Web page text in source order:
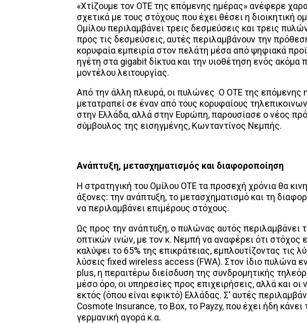
«Χτίζουμε τον ΟΤΕ της επόμενης ημέρας» ανέφερε
σχετικά με τους στόχους που έχει θέσει η διοικητική
Ομίλου περιλαμβάνει τρεις δεσμεύσεις και τρεις
προς τις δεσμεύσεις, αυτές περιλαμβάνουν την
κορυφαία εμπειρία στον πελάτη μέσα από ψηφιακά
ηγέτη στα gigabit δίκτυα και την υιοθέτηση ενός ακόμα
μοντέλου λειτουργίας.
Από την άλλη πλευρά, οι πυλώνες Ο ΟΤΕ της επόμενης
μετατραπεί σε έναν από τους κορυφαίους
στην Ελλάδα, αλλά στην Ευρώπη, παρουσίασε ο νέος
σύμβουλος της εισηγμένης, Κωνταντίνος Νεμπής.
Ανάπτυξη, μετασχηματισμός και διαφοροποίηση
Η στρατηγική του Ομίλου ΟΤΕ τα προσεχή χρόνια θα
άξονες: την ανάπτυξη, το μετασχηματισμό και τη
να περιλαμβάνει επιμέρους στόχους.
Ως προς την ανάπτυξη, ο πυλώνας αυτός περιλαμβάνει
οπτικών ινών, με τον κ. Νεμπή να αναφέρει ότι στόχος
καλύψει το 65% της επικράτειας, εμπλουτίζοντας τις
λύσεις fixed wireless access (FWA). Στον ίδιο πυλώνα
plus, η περαιτέρω διείσδυση της συνδρομητικής
μέσο όρο, οι υπηρεσίες προς επιχειρήσεις, αλλά και οι
εκτός (όπου είναι εφικτό) Ελλάδας. Σ’ αυτές
Cosmote Insurance, το Box, το Payzy, που έχει ήδη κάνει
γερμανική αγορά κ.α.